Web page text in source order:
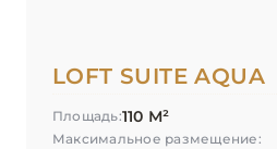
LOFT SUITE AQUA
Площадь:110 М²
Максимальное размещение: